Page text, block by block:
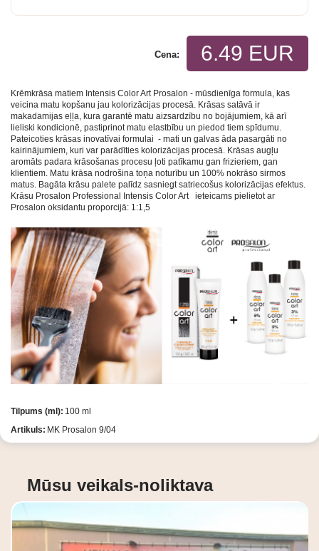
6.49 EUR
Cena:
Krēmkrāsa matiem Intensis Color Art Prosalon - mūsdienīga formula, kas
veicina matu kopšanu jau kolorizācijas procesā. Krāsas satāvā ir
makadamijas eļļa, kura garantē matu aizsardzību no bojājumiem, kā arī
lieliski kondicionē, pastiprinot matu elastbību un piedod tiem spīdumu.
Pateicoties krāsas inovatīvai formulai - mati un galvas āda pasargāti no
kairinājumiem, kuri var parādīties kolorizācijas procesā. Krāsas augļu
aromāts padara krāsošanas procesu ļoti patīkamu gan frizieriem, gan
klientiem. Matu krāsa nodrošina toņa noturību un 100% nokrāso sirmos
matus. Bagāta krāsu palete palīdz sasniegt satriecošus kolorizācijas efektus.
Krāsu Prosalon Professional Intensis Color Art ieteicams pielietot ar
Prosalon oksidantu proporcijā: 1:1,5
Tilpums (ml): 100 ml
Artikuls: MK Prosalon 9/04
Mūsu veikals-noliktava